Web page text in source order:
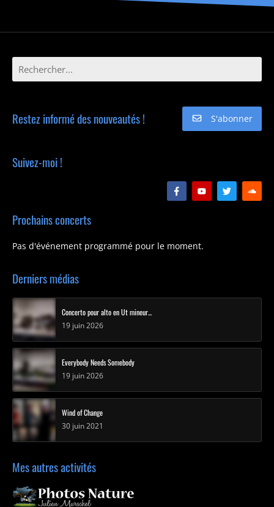
Restez informé des nouveautés ! S'abonner
Suivez-moi !
Prochains concerts
Pas d'événement programmé pour le moment.
Derniers médias
Concerto pour alto en Ut mineur...
19 juin 2026
Everybody Needs Somebody
19 juin 2026
Wind of Change
30 juin 2021
Mes autres activités